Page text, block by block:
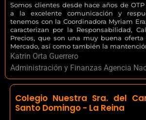
Somos clientes desde hace años de OTP
a la excelente comunicación y
tenemos con la Coordinadora Myriam
caracterizan por la Responsabilidad,
Precios, que son una muy buena oferta
Mercado, así como también la
Katrin Orta Guerrero
Administración y Finanzas Agencia
Colegio Nuestra Sra. del
Santo Domingo - La Reina